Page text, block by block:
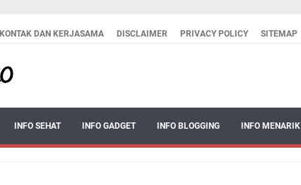
KONTAK DAN KERJASAMA DISCLAIMER PRIVACY POLICY SITEMAP
INFO SEHAT INFO GADGET INFO BLOGGING INFO MENARIK